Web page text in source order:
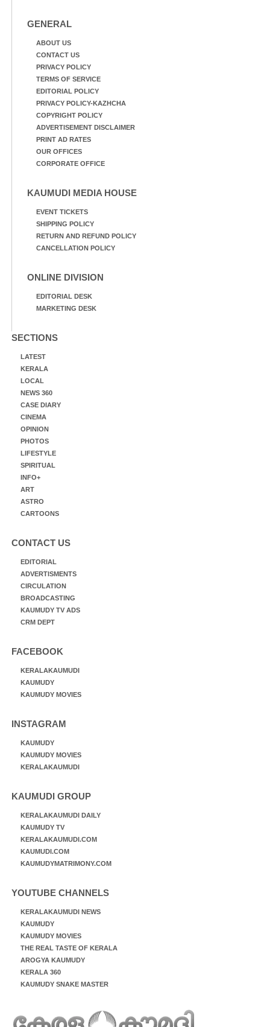
GENERAL
ABOUT US
CONTACT US
PRIVACY POLICY
TERMS OF SERVICE
EDITORIAL POLICY
PRIVACY POLICY-KAZHCHA
COPYRIGHT POLICY
ADVERTISEMENT DISCLAIMER
PRINT AD RATES
OUR OFFICES
CORPORATE OFFICE
KAUMUDI MEDIA HOUSE
EVENT TICKETS
SHIPPING POLICY
RETURN AND REFUND POLICY
CANCELLATION POLICY
ONLINE DIVISION
EDITORIAL DESK
MARKETING DESK
SECTIONS
LATEST
KERALA
LOCAL
NEWS 360
CASE DIARY
CINEMA
OPINION
PHOTOS
LIFESTYLE
SPIRITUAL
INFO+
ART
ASTRO
CARTOONS
CONTACT US
EDITORIAL
ADVERTISMENTS
CIRCULATION
BROADCASTING
KAUMUDY TV ADS
CRM DEPT
FACEBOOK
KERALAKAUMUDI
KAUMUDY
KAUMUDY MOVIES
INSTAGRAM
KAUMUDY
KAUMUDY MOVIES
KERALAKAUMUDI
KAUMUDI GROUP
KERALAKAUMUDI DAILY
KAUMUDY TV
KERALAKAUMUDI.COM
KAUMUDI.COM
KAUMUDYMATRIMONY.COM
YOUTUBE CHANNELS
KERALAKAUMUDI NEWS
KAUMUDY
KAUMUDY MOVIES
THE REAL TASTE OF KERALA
AROGYA KAUMUDY
KERALA 360
KAUMUDY SNAKE MASTER